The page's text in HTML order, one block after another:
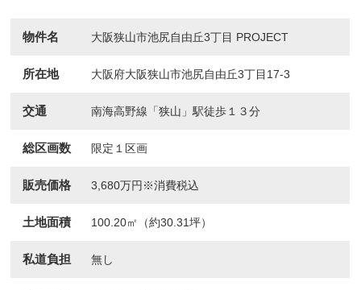
物件名 大阪狭山市池尻自由丘3丁目 PROJECT
所在地 大阪府大阪狭山市池尻自由丘3丁目17-3
交通 南海高野線「狭山」駅徒歩１３分
総区画数 限定１区画
販売価格 3,680万円※消費税込
土地面積 100.20㎡（約30.31坪）
私道負担 無し